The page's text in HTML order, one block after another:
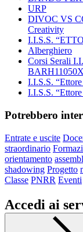
URP
DIVOC VS
Creativity
I.I.S.S.
Alberghiero
Corsi Serali
BARH11050X
I.I.S.S.
I.I.S.S.
Potrebbero
Entrate e uscite
straordinario
orientamento
shadowing Progetto
Classe PNRR Eventi
Accedi ai